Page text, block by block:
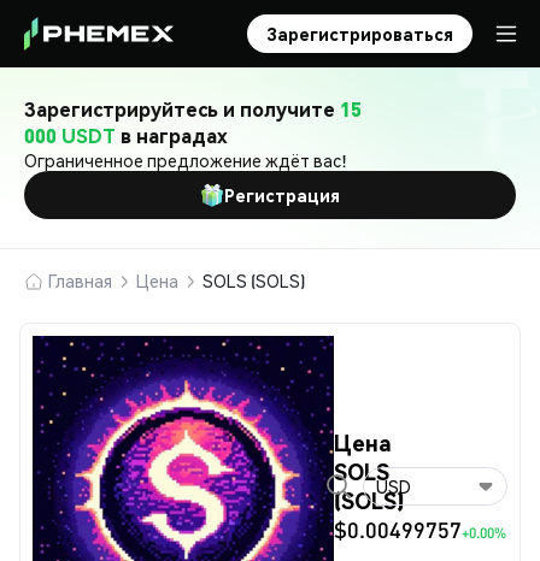
Зарегистрироваться
Зарегистрируйтесь и получите 15
000 USDT в наградах
Ограниченное предложение ждёт вас!
Регистрация
Главная Цена SOLS (SOLS)
Цена
SOLS
(SOLS)
$0.00499757+0.00%
USD